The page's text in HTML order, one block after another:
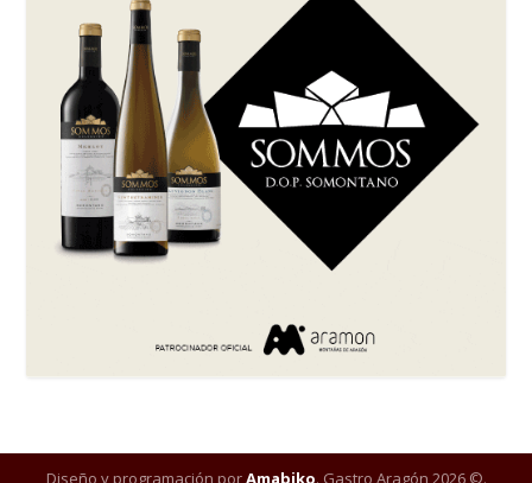
Diseño y programación porAmabiko. Gastro Aragón 2026 ©.